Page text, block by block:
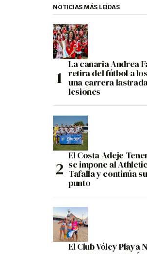
NOTICIAS MÁS LEÍDAS
La canaria Andrea
retira del fútbol a
una carrera
lesiones
El Costa Adeje
se impone al
Tafalla y continúa
punto
El Club Vóley Playa